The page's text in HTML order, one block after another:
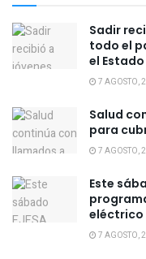
Sadir
todo el
el
7 AGOSTO,
Salud
para
7 AGOSTO,
Este
eléctrico
7 AGOSTO,